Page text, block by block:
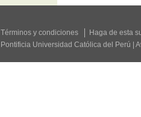
Términos y condiciones Haga de esta
Pontificia Universidad Católica del Perú |